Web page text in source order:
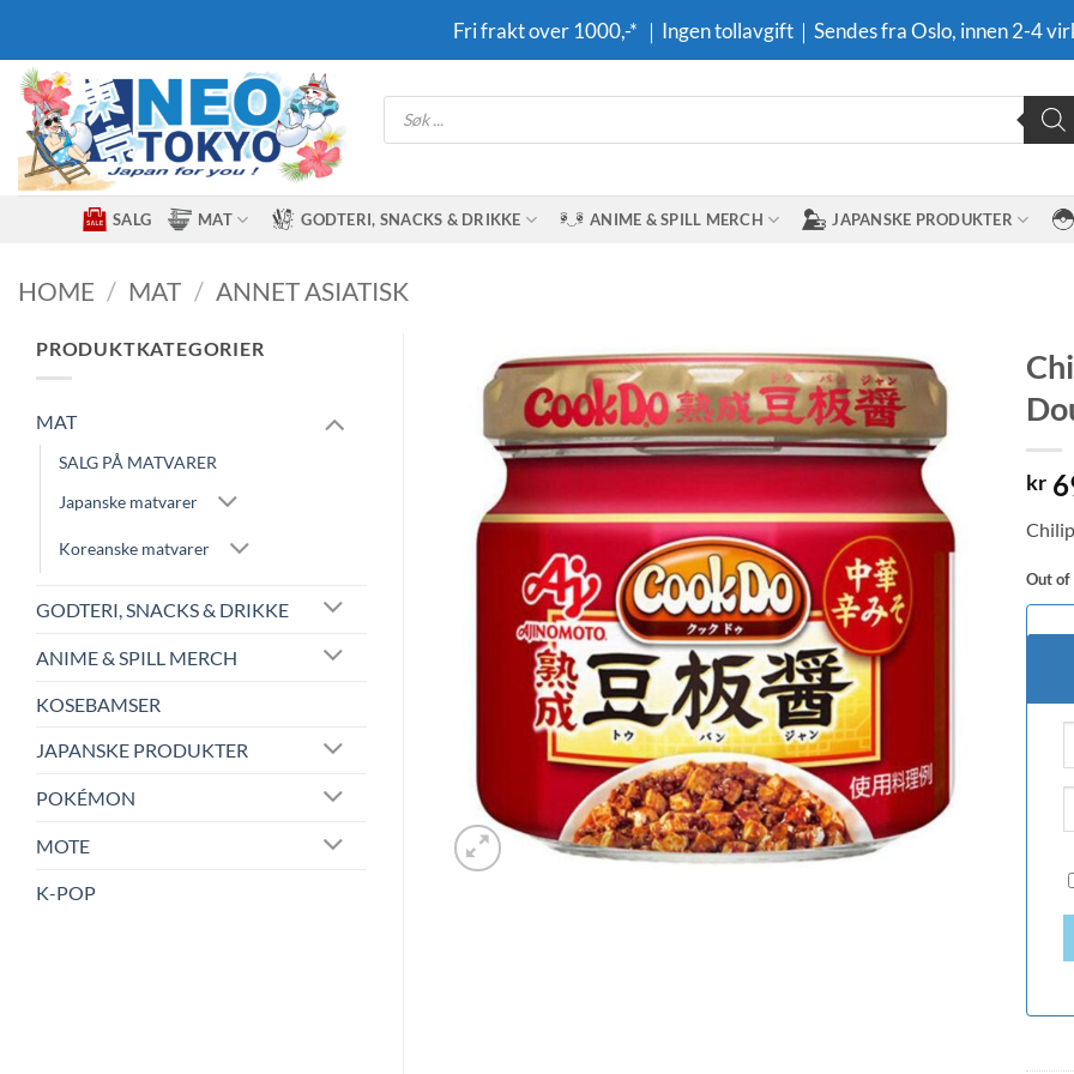
content
Fri frakt over 1000,-* ｜Ingen tollavgift｜Sendes fra Oslo, innen 2-4
Products
search
SALG MAT GODTERI, SNACKS & DRIKKE ANIME & SPILL MERCH JAPANSKE PRODUKTER
HOME / MAT / ANNET ASIATISK
PRODUKTKATEGORIER
MAT
SALG PÅ MATVARER
Japanske matvarer
Koreanske matvarer
GODTERI, SNACKS & DRIKKE
ANIME & SPILL MERCH
KOSEBAMSER
JAPANSKE PRODUKTER
POKÉMON
MOTE
K-POP
Legg til i
ønskeliste
kr
Out of